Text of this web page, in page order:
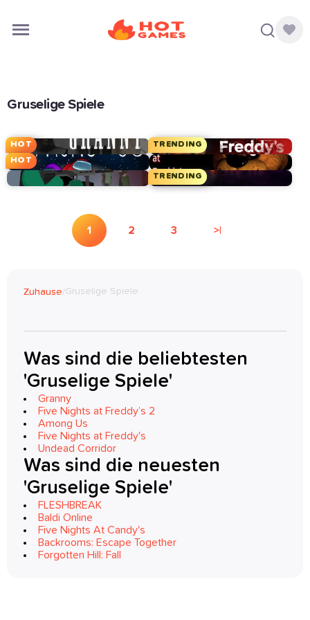
Gruselige Spiele
HOT
TRENDING
HOT
TRENDING
1 2 3 >|
Zuhause/Gruselige Spiele
Was sind die beliebtesten
'Gruselige Spiele'
Granny
Five Nights at Freddy’s 2
Among Us
Five Nights at Freddy's
Undead Corridor
Was sind die neuesten
'Gruselige Spiele'
FLESHBREAK
Baldi Online
Five Nights At Candy's
Backrooms: Escape Together
Forgotten Hill: Fall